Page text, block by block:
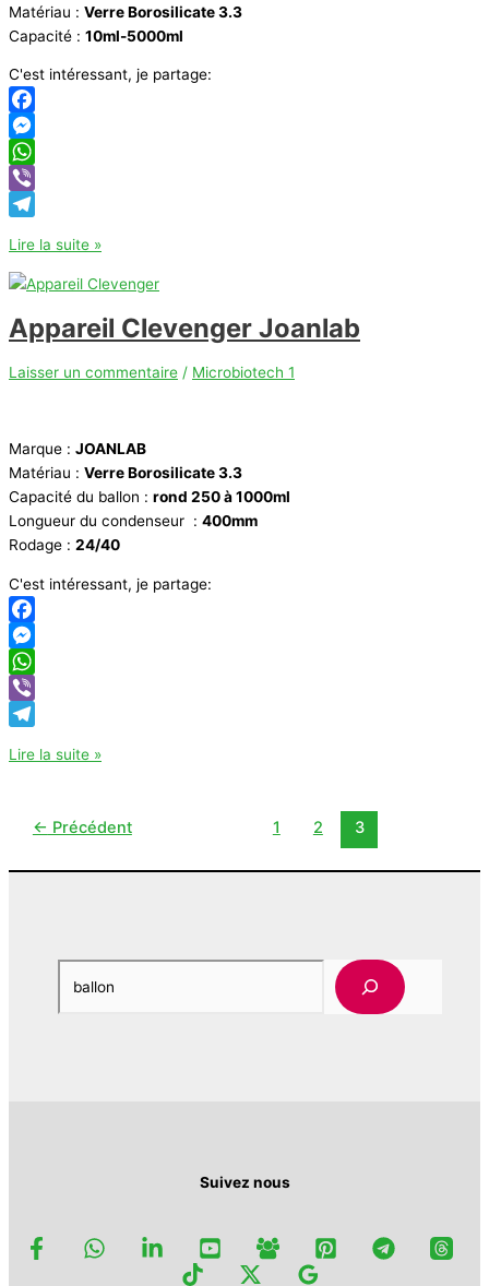
Matériau : Verre Borosilicate 3.3
Capacité : 10ml-5000ml
C'est intéressant, je partage:
Facebook
Messenger
WhatsApp
Viber
Ballon
plat
Joanlab
Lire la suite »
Appareil Clevenger Joanlab
Laisser un commentaire / Microbiotech 1
Marque : JOANLAB
Matériau : Verre Borosilicate 3.3
Capacité du ballon : rond 250 à 1000ml
Longueur du condenseur : 400mm
Rodage : 24/40
C'est intéressant, je partage:
Facebook
Messenger
WhatsApp
Viber
Appareil
Lire la suite »
← Précédent 1 2 3
Suivez nous